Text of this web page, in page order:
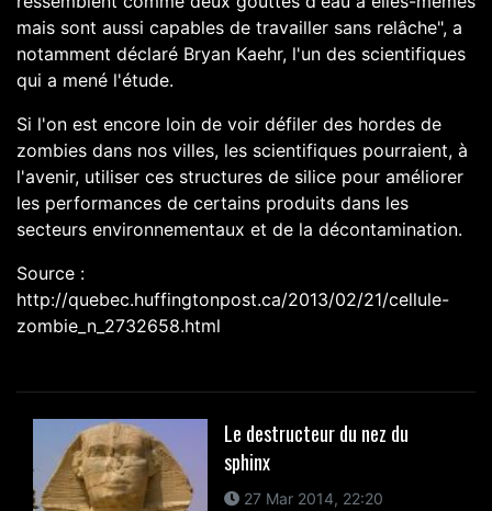
mais sont aussi capables de travailler sans relâche", a
notamment déclaré Bryan Kaehr, l'un des scientifiques
qui a mené l'étude.
Si l'on est encore loin de voir défiler des hordes de
zombies dans nos villes, les scientifiques pourraient, à
l'avenir, utiliser ces structures de silice pour améliorer
les performances de certains produits dans les
secteurs environnementaux et de la décontamination.
Source :
http://quebec.huffingtonpost.ca/2013/02/21/cellule-
zombie_n_2732658.html
Le destructeur du nez du
sphinx
27 Mar 2014, 22:20